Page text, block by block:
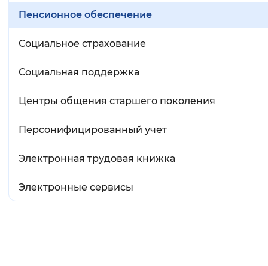
Пенсионное обеспечение
Социальное страхование
Социальная поддержка
Центры общения старшего поколения
Персонифицированный учет
Электронная трудовая книжка
Электронные сервисы